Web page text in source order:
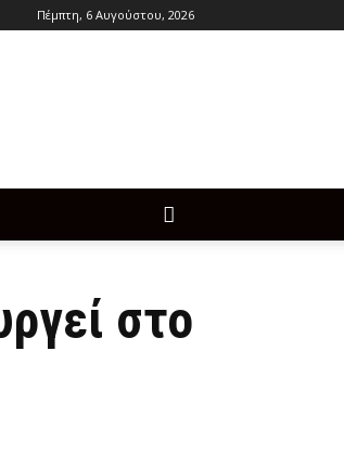
Πέμπτη, 6 Αυγούστου, 2026
στο